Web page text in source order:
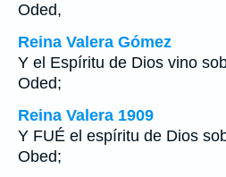
Oded,
Reina Valera Gómez
Y el Espíritu de Dios vino
Oded;
Reina Valera 1909
Y FUÉ el espíritu de Dios
Obed;